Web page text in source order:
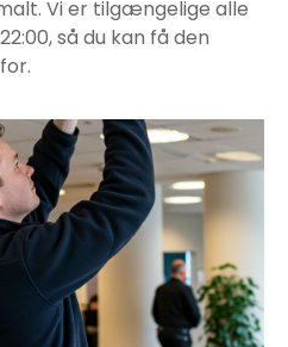
Vi er tilgængelige alle
så du kan få den